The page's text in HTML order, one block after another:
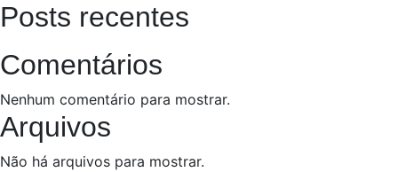
Posts recentes
Comentários
Nenhum comentário para mostrar.
Arquivos
Não há arquivos para mostrar.